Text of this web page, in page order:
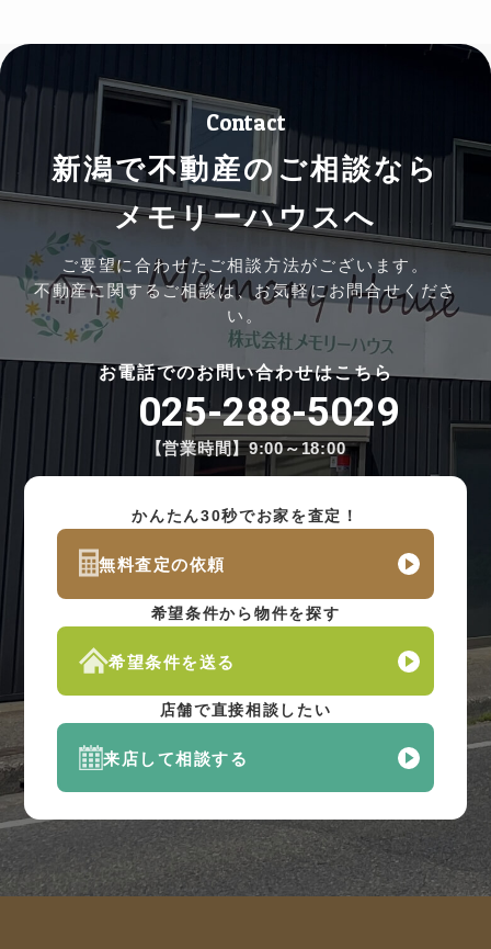
Contact
新潟で不動産のご相談なら
メモリーハウスへ
ご要望に合わせたご相談方法がございます。
不動産に関するご相談は、お気軽にお問合せくださ
い。
お電話でのお問い合わせはこちら
025-288-5029
【営業時間】9:00～18:00
かんたん30秒でお家を査定！
無料査定の依頼
希望条件から物件を探す
希望条件を送る
店舗で直接相談したい
来店して相談する